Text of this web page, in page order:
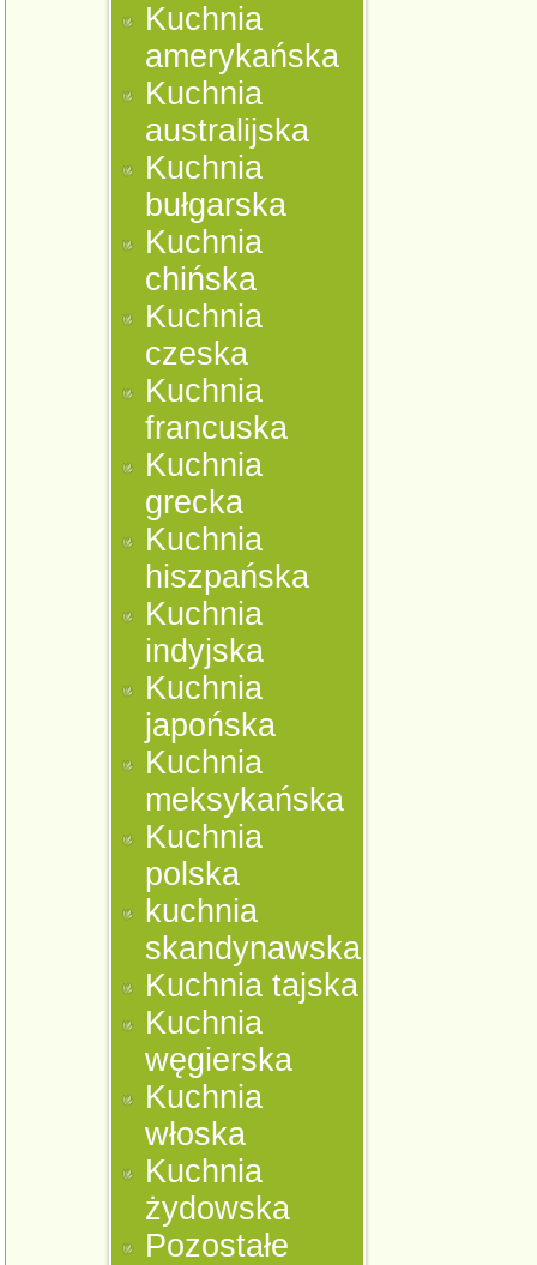
Kuchnia
amerykańska
Kuchnia
australijska
Kuchnia
bułgarska
Kuchnia
chińska
Kuchnia
czeska
Kuchnia
francuska
Kuchnia
grecka
Kuchnia
hiszpańska
Kuchnia
indyjska
Kuchnia
japońska
Kuchnia
meksykańska
Kuchnia
polska
kuchnia
skandynawska
Kuchnia tajska
Kuchnia
węgierska
Kuchnia
włoska
Kuchnia
żydowska
Pozostałe